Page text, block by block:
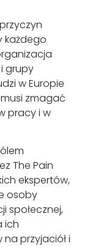
każdego
grupy
w Europie
zmagać
pracy i w
The Pain
ekspertów,
osoby
społecznej,
ich
przyjaciół i